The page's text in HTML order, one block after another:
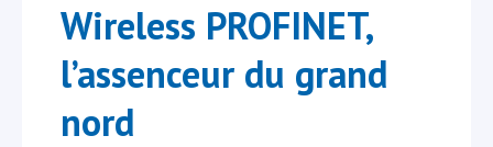
Wireless PROFINET,
l’assenceur du grand
nord